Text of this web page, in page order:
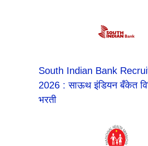
South Indian Bank
2026 : साऊथ इंडियन बँकेत
भरती